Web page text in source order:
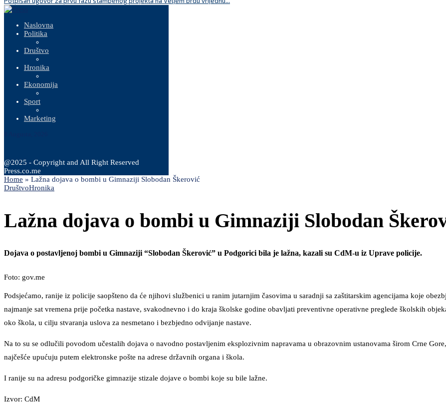
Naslovna
Politika
Društvo
Hronika
Ekonomija
Sport
Marketing
@2025 - Copyright and All Right Reserved
Press.co.me
Home » Lažna dojava o bombi u Gimnaziji Slobodan Škerović
DruštvoHronika
Lažna dojava o bombi u Gimnaziji Slobodan
Dojava o postavljenoj bombi u Gimnaziji “Slobodan Škerović” u Podgorici bila je lažna, kazali su CdM-u iz Uprave policije.
Foto: gov.me
Podsjećamo, ranije iz policije saopšteno da će njihovi službenici u ranim jutarnjim časovima u saradnji sa zaštitarskim agencijama koje
najmanje sat vremena prije početka nastave, svakodnevno i do kraja školske godine obavljati preventivne operativne preglede školskih
oko škola, u cilju stvaranja uslova za nesmetano i bezbjedno odvijanje nastave.
Na to su se odlučili povodom učestalih dojava o navodno postavljenim eksplozivnim napravama u obrazovnim ustanovama širom Crne
najčešće upućuju putem elektronske pošte na adrese državnih organa i škola.
I ranije su na adresu podgoričke gimnazije stizale dojave o bombi koje su bile lažne.
Izvor: CdM